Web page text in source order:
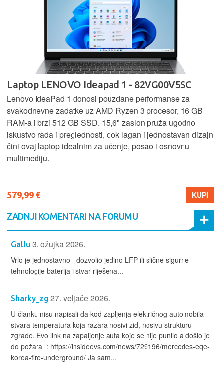
Laptop LENOVO Ideapad 1 - 82VG00V5SC
Lenovo IdeaPad 1 donosi pouzdane performanse za
svakodnevne zadatke uz AMD Ryzen 3 procesor, 16 GB
RAM-a i brzi 512 GB SSD. 15,6" zaslon pruža ugodno
iskustvo rada i preglednosti, dok lagan i jednostavan dizajn
čini ovaj laptop idealnim za učenje, posao i osnovnu
multimediju.
579,99 € KUPI
ZADNJI KOMENTARI NA FORUMU
Gallu 3. ožujka 2026.
Vrlo je jednostavno - dozvolio jedino LFP ili slične sigurne
tehnologije baterija i stvar riješena...
Sharky_zg 27. veljače 2026.
U članku nisu napisali da kod zapljenja električnog automobila
stvara temperatura koja razara nosivi zid, nosivu strukturu
zgrade. Evo link na zapaljenje auta koje se nije punilo a došlo je
do požara : https://insideevs.com/news/729196/mercedes-eqe-
korea-fire-underground/ Ja sam...